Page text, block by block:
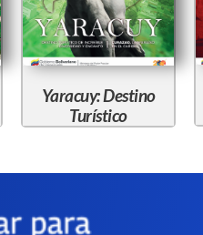
Yaracuy: Destino
Turístico